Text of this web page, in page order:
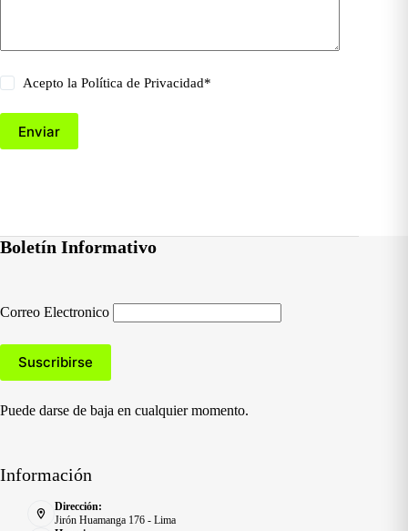
Acepto laPolítica de Privacidad*
Enviar
Boletín Informativo
Correo Electronico
Puede darse de baja en cualquier momento.
Información
Dirección:
Jirón Huamanga 176 - Lima